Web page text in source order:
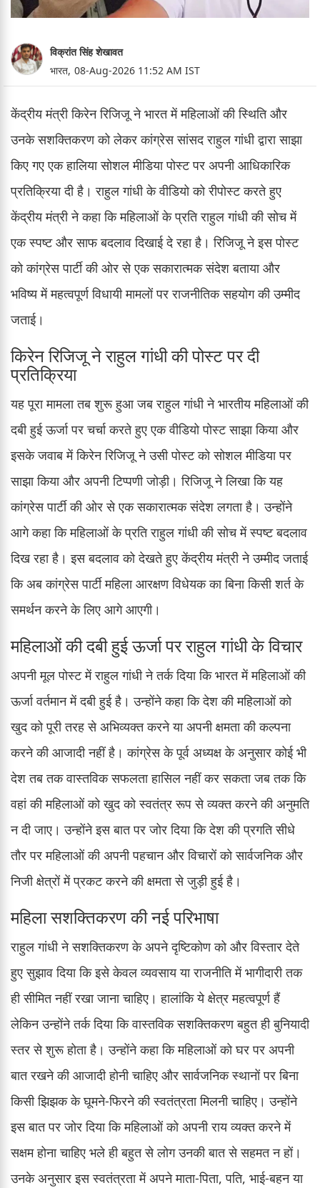
विक्रांत सिंह शेखावत
भारत, 08-Aug-2026 11:52 AM IST
केंद्रीय मंत्री किरेन रिजिजू ने भारत में महिलाओं की स्थिति और
उनके सशक्तिकरण को लेकर कांग्रेस सांसद राहुल गांधी द्वारा साझा
किए गए एक हालिया सोशल मीडिया पोस्ट पर अपनी आधिकारिक
प्रतिक्रिया दी है। राहुल गांधी के वीडियो को रीपोस्ट करते हुए
केंद्रीय मंत्री ने कहा कि महिलाओं के प्रति राहुल गांधी की सोच में
एक स्पष्ट और साफ बदलाव दिखाई दे रहा है। रिजिजू ने इस पोस्ट
को कांग्रेस पार्टी की ओर से एक सकारात्मक संदेश बताया और
भविष्य में महत्वपूर्ण विधायी मामलों पर राजनीतिक सहयोग की उम्मीद
जताई।
किरेन रिजिजू ने राहुल गांधी की पोस्ट पर दी
प्रतिक्रिया
यह पूरा मामला तब शुरू हुआ जब राहुल गांधी ने भारतीय महिलाओं की
दबी हुई ऊर्जा पर चर्चा करते हुए एक वीडियो पोस्ट साझा किया और
इसके जवाब में किरेन रिजिजू ने उसी पोस्ट को सोशल मीडिया पर
साझा किया और अपनी टिप्पणी जोड़ी। रिजिजू ने लिखा कि यह
कांग्रेस पार्टी की ओर से एक सकारात्मक संदेश लगता है। उन्होंने
आगे कहा कि महिलाओं के प्रति राहुल गांधी की सोच में स्पष्ट बदलाव
दिख रहा है। इस बदलाव को देखते हुए केंद्रीय मंत्री ने उम्मीद जताई
कि अब कांग्रेस पार्टी महिला आरक्षण विधेयक का बिना किसी शर्त के
समर्थन करने के लिए आगे आएगी।
महिलाओं की दबी हुई ऊर्जा पर राहुल गांधी के विचार
अपनी मूल पोस्ट में राहुल गांधी ने तर्क दिया कि भारत में महिलाओं की
ऊर्जा वर्तमान में दबी हुई है। उन्होंने कहा कि देश की महिलाओं को
खुद को पूरी तरह से अभिव्यक्त करने या अपनी क्षमता की कल्पना
करने की आजादी नहीं है। कांग्रेस के पूर्व अध्यक्ष के अनुसार कोई भी
देश तब तक वास्तविक सफलता हासिल नहीं कर सकता जब तक कि
वहां की महिलाओं को खुद को स्वतंत्र रूप से व्यक्त करने की अनुमति
न दी जाए। उन्होंने इस बात पर जोर दिया कि देश की प्रगति सीधे
तौर पर महिलाओं की अपनी पहचान और विचारों को सार्वजनिक और
निजी क्षेत्रों में प्रकट करने की क्षमता से जुड़ी हुई है।
महिला सशक्तिकरण की नई परिभाषा
राहुल गांधी ने सशक्तिकरण के अपने दृष्टिकोण को और विस्तार देते
हुए सुझाव दिया कि इसे केवल व्यवसाय या राजनीति में भागीदारी तक
ही सीमित नहीं रखा जाना चाहिए। हालांकि ये क्षेत्र महत्वपूर्ण हैं
लेकिन उन्होंने तर्क दिया कि वास्तविक सशक्तिकरण बहुत ही बुनियादी
स्तर से शुरू होता है। उन्होंने कहा कि महिलाओं को घर पर अपनी
बात रखने की आजादी होनी चाहिए और सार्वजनिक स्थानों पर बिना
किसी झिझक के घूमने-फिरने की स्वतंत्रता मिलनी चाहिए। उन्होंने
इस बात पर जोर दिया कि महिलाओं को अपनी राय व्यक्त करने में
सक्षम होना चाहिए भले ही बहुत से लोग उनकी बात से सहमत न हों।
उनके अनुसार इस स्वतंत्रता में अपने माता-पिता, पति, भाई-बहन या